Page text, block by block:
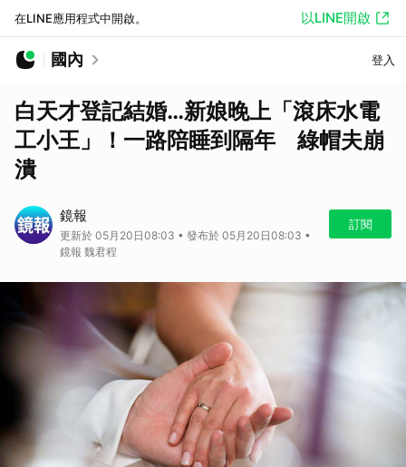
在LINE應用程式中開啟。 以LINE開啟
國內 登入
白天才登記結婚…新娘晚上「滾床水電
工小王」！一路陪睡到隔年 綠帽夫崩
潰
鏡報
更新於 05月20日08:03 • 發布於 05月20日08:03 •
鏡報 魏君程
訂閱